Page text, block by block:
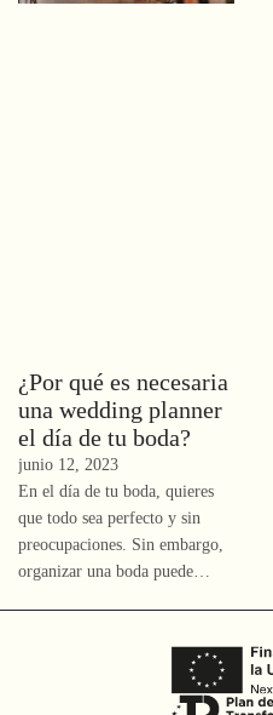
¿Por qué es necesaria
una wedding planner
el día de tu boda?
junio 12, 2023
En el día de tu boda, quieres
que todo sea perfecto y sin
preocupaciones. Sin embargo,
organizar una boda puede…